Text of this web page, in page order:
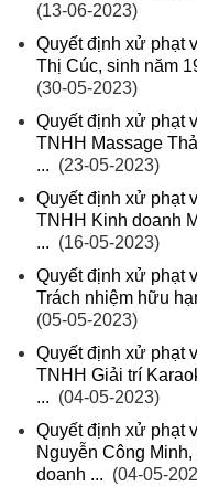
(13-06-2023)
Quyết định xử phạt
Thị Cúc, sinh năm
(30-05-2023)
Quyết định xử phạt
TNHH Massage
... (23-05-2023)
Quyết định xử phạt
TNHH Kinh doanh
... (16-05-2023)
Quyết định xử phạt
Trách nhiệm hữu
(05-05-2023)
Quyết định xử phạt
TNHH Giải trí
... (04-05-2023)
Quyết định xử phạt
Nguyễn Công
doanh ... (04-05-